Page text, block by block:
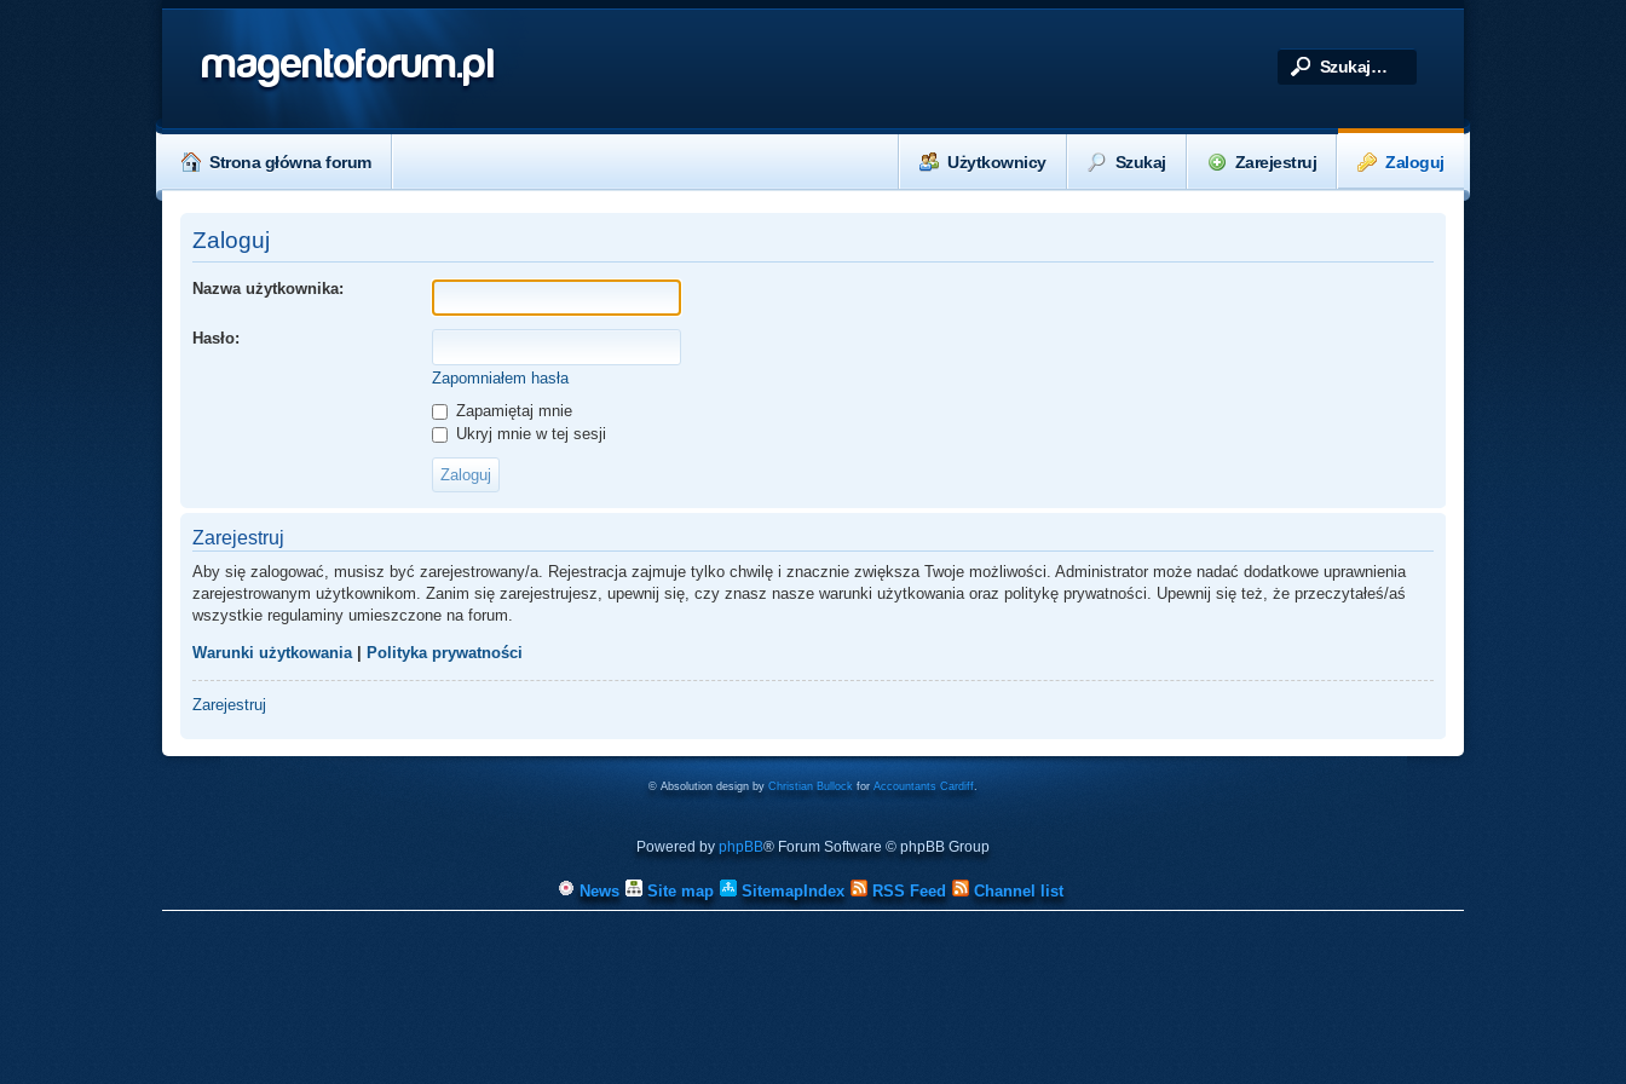
magentoforum.pl
Strona główna forum Zaloguj
Zarejestruj
Szukaj
Użytkownicy
Zaloguj
Nazwa użytkownika:
Hasło:
Zapomniałem hasła
Zapamiętaj mnie
Ukryj mnie w tej sesji
Zarejestruj
Aby się zalogować, musisz być zarejestrowany/a. Rejestracja zajmuje tylko chwilę i znacznie zwiększa Twoje możliwości. Administrator może nadać dodatkowe uprawnienia
zarejestrowanym użytkownikom. Zanim się zarejestrujesz, upewnij się, czy znasz nasze warunki użytkowania oraz politykę prywatności. Upewnij się też, że przeczytałeś/aś
wszystkie regulaminy umieszczone na forum.
Warunki użytkowania Polityka prywatności
Zarejestruj
© Absolution design by Christian Bullock forAccountants Cardiff.
Powered by phpBB® Forum Software © phpBB Group
News Site map SitemapIndex RSS Feed Channel list